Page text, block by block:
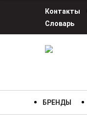
Контакты
Словарь
БРЕНДЫ